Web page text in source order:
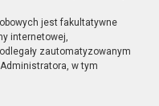
jest fakultatywne
internetowej,
zautomatyzowanym
w tym